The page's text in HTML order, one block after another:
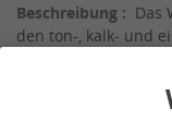
Beschreibung : Das
den ton-, kalk- und
alt und beziehen